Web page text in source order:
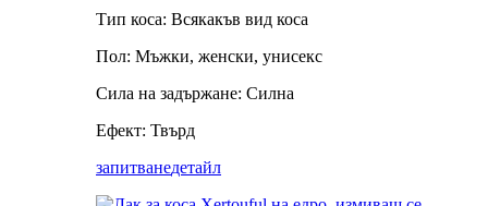
Тип коса: Всякакъв вид коса
Пол: Мъжки, женски, унисекс
Сила на задържане: Силна
Ефект: Твърд
запитванедетайл